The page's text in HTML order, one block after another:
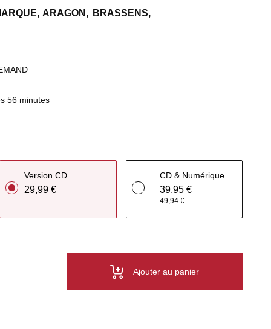
ARAGON, BRASSENS,
56 minutes
Version CD
29,99 €
CD & Numérique
39,95 €
49,94 €
Ajouter au panier